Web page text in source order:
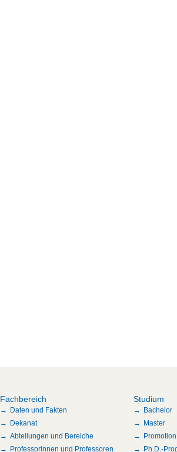
Fachbereich
Daten und Fakten
Dekanat
Abteilungen und Bereiche
Professorinnen und Professoren
Studium
Bachelor
Master
Promotion
Ph.D.-